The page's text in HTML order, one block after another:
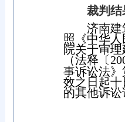
裁判结
济南建
照《中华
院关于审
（法释〔
事诉讼法
效之日起
的其他诉